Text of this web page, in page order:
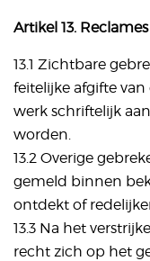
Artikel 13. Reclames
13.1 Zichtbare
feitelijke afgifte
werk schriftelijk
worden.
13.2 Overige
gemeld binnen
ontdekt of
13.3 Na het
recht zich op het